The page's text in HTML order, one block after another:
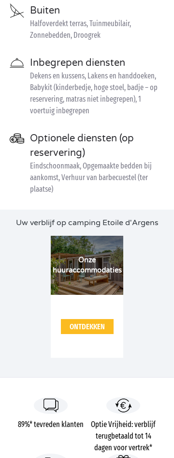
Buiten
Halfoverdekt terras, Tuinmeubilair,
Zonnebedden, Droogrek
Inbegrepen diensten
Dekens en kussens, Lakens en handdoeken,
Babykit (kinderbedje, hoge stoel, badje – op
reservering, matras niet inbegrepen), 1
voertuig inbegrepen
Optionele diensten (op
reservering)
Eindschoonmaak, Opgemaakte bedden bij
aankomst, Verhuur van barbecuestel (ter
plaatse)
Uw verblijf op camping Etoile d'Argens
Onze
huuraccommodaties
ONTDEKKEN
89%* tevreden klanten
Optie Vrijheid: verblijf
terugbetaald tot 14
dagen voor vertrek*